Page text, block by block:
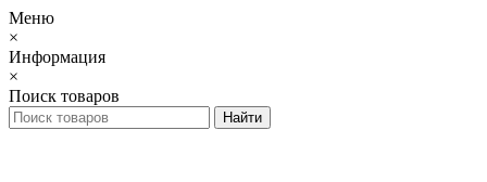
Меню
×
Информация
×
Поиск товаров